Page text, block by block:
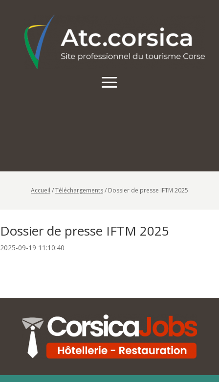
Accueil /Téléchargements/ Dossier de presse IFTM 2025
Dossier de presse IFTM 2025
2025-09-19 11:10:40